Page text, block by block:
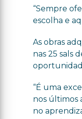
“Sempre
escolha e
As obras
nas 25 sals
“É uma
nos últimos
no